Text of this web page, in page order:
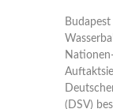
Nationen-
(DSV)